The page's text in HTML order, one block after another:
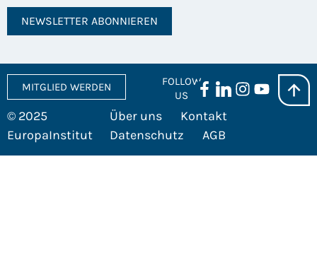
NEWSLETTER ABONNIEREN
© 2025
EuropaInstitut
Über uns
Kontakt
Datenschutz
AGB
MITGLIED WERDEN
FOLLOW
US